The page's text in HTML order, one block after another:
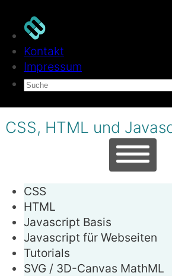
Kontakt
Impressum
CSS, HTML und
CSS
HTML
Javascript Basis
Javascript für Webseiten
Tutorials
SVG / 3D-Canvas MathML